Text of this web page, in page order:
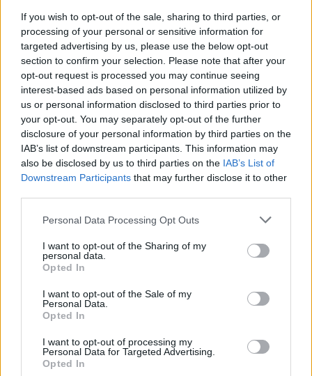
If you wish to opt-out of the sale, sharing to third parties, or
processing of your personal or sensitive information for
targeted advertising by us, please use the below opt-out
section to confirm your selection. Please note that after your
opt-out request is processed you may continue seeing
interest-based ads based on personal information utilized by
us or personal information disclosed to third parties prior to
your opt-out. You may separately opt-out of the further
disclosure of your personal information by third parties on the
IAB’s list of downstream participants. This information may
also be disclosed by us to third parties on the IAB’s List of
Downstream Participants that may further disclose it to other
Personal Data Processing Opt Outs
I want to opt-out of the Sharing of my
personal data.
Opted In
I want to opt-out of the Sale of my
Personal Data.
Opted In
I want to opt-out of processing my
Personal Data for Targeted Advertising.
Opted In
9 minučių – 14-ąją susitikimo minutę – į
„Žalgirio“ vartus buvo paskirtas dar vienas
baudinys, tačiau tąkart nuo antrojo įvarčio
žalgiriečius išsaugojo Vincentas Šarkauskas.
Nors „Žalgiris“ ir buvo išlyginęs rezultatą (1:1),
galiausiai Splito komanda įrodė savo
pranašumą, o galutinis skirtumas tarp ekipų
galėjo būti dar didesnis, bet šeštasis
„Hajduk“ įvartis buvo atšauktas po VAR
nemažai kalbama apie „Žalgirio“ namų
stadiono dirbtinę dangą, mat ant tikros žolės
įprastai žaidžiantys kroatai prie jos gali būti
nepripratę. Akcentuojamas buvo galimas